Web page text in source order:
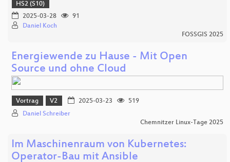
HS2 (S10)
2025-03-28
91
Daniel Koch
FOSSGIS 2025
Energiewende zu Hause - Mit Open
Source und ohne Cloud
Vortrag V2 2025-03-23
519
Daniel Schreiber
Chemnitzer Linux-Tage 2025
Im Maschinenraum von Kubernetes:
Operator-Bau mit Ansible